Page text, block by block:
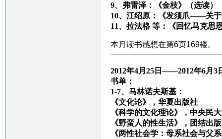
9、弗雷泽：《金枝》（选读）
10、江绍原：《发须爪——关
11、拉法格 等：《回忆马克思
本月读书感想在第6页169楼。
2012年4月25日——2012年6月3
书单：
1-7、马林诺夫斯基：
《文化论》，华夏出版社
《科学的文化理论》，中央民
《野蛮人的性生活》，团结出
《两性社会学：母系社会与父